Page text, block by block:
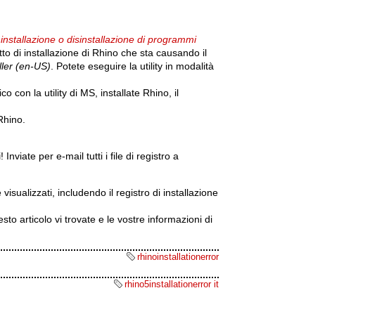
o disinstallazione di programmi
di installazione di Rhino che sta causando il
(en-US). Potete eseguire la utility in modalità
con la utility di MS, installate Rhino, il
Inviate per e-mail tutti i file di registro a
includendo il registro di installazione
articolo vi trovate e le vostre informazioni di
rhinoinstallationerror
rhino5installationerror it